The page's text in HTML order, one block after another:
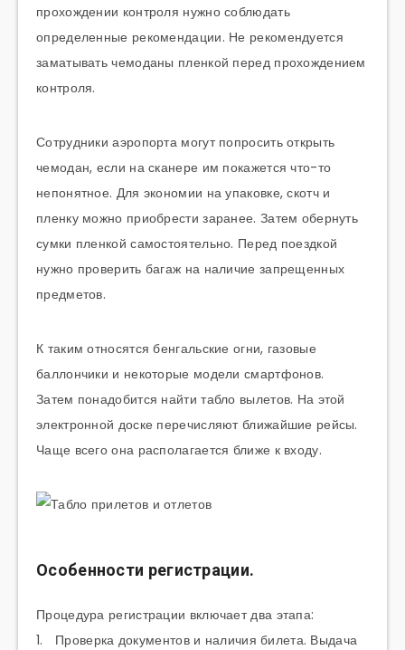
прохождении контроля нужно соблюдать
определенные рекомендации. Не рекомендуется
заматывать чемоданы пленкой перед прохождением
контроля.
Сотрудники аэропорта могут попросить открыть
чемодан, если на сканере им покажется что-то
непонятное. Для экономии на упаковке, скотч и
пленку можно приобрести заранее. Затем обернуть
сумки пленкой самостоятельно. Перед поездкой
нужно проверить багаж на наличие запрещенных
предметов.
К таким относятся бенгальские огни, газовые
баллончики и некоторые модели смартфонов.
Затем понадобится найти табло вылетов. На этой
электронной доске перечисляют ближайшие рейсы.
Чаще всего она располагается ближе к входу.
Особенности регистрации.
Процедура регистрации включает два этапа:
1. Проверка документов и наличия билета. Выдача